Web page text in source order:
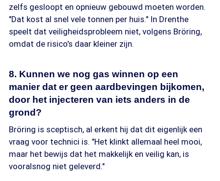
zelfs gesloopt en opnieuw gebouwd moeten worden.
"Dat kost al snel vele tonnen per huis." In Drenthe
speelt dat veiligheidsprobleem niet, volgens Bröring,
omdat de risico's daar kleiner zijn.
8. Kunnen we nog gas winnen op een
manier dat er geen aardbevingen bijkomen,
door het injecteren van iets anders in de
grond?
Bröring is sceptisch, al erkent hij dat dit eigenlijk een
vraag voor technici is. "Het klinkt allemaal heel mooi,
maar het bewijs dat het makkelijk en veilig kan, is
vooralsnog niet geleverd."